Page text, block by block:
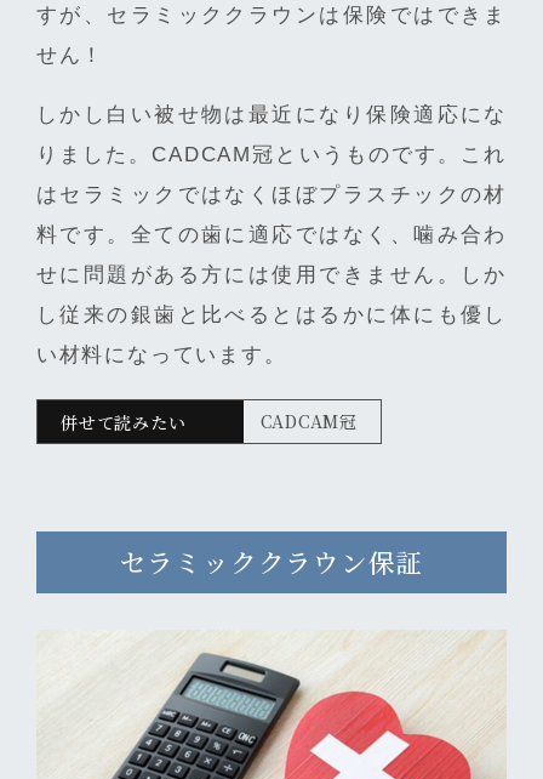
すが、セラミッククラウンは保険ではできま
せん！
しかし白い被せ物は最近になり保険適応にな
りました。CADCAM冠というものです。これ
はセラミックではなくほぼプラスチックの材
料です。全ての歯に適応ではなく、噛み合わ
せに問題がある方には使用できません。しか
し従来の銀歯と比べるとはるかに体にも優し
い材料になっています。
CADCAM冠
セラミッククラウン保証